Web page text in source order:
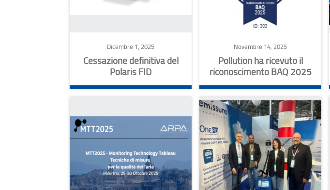
Dicembre 1, 2025
Cessazione definitiva del
Polaris FID
Novembre 14, 2025
Pollution ha ricevuto il
riconoscimento BAQ 2025